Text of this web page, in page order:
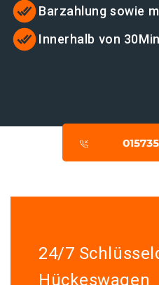
Barzahlung sowie
Innerhalb von
24/7
Hückeswagen